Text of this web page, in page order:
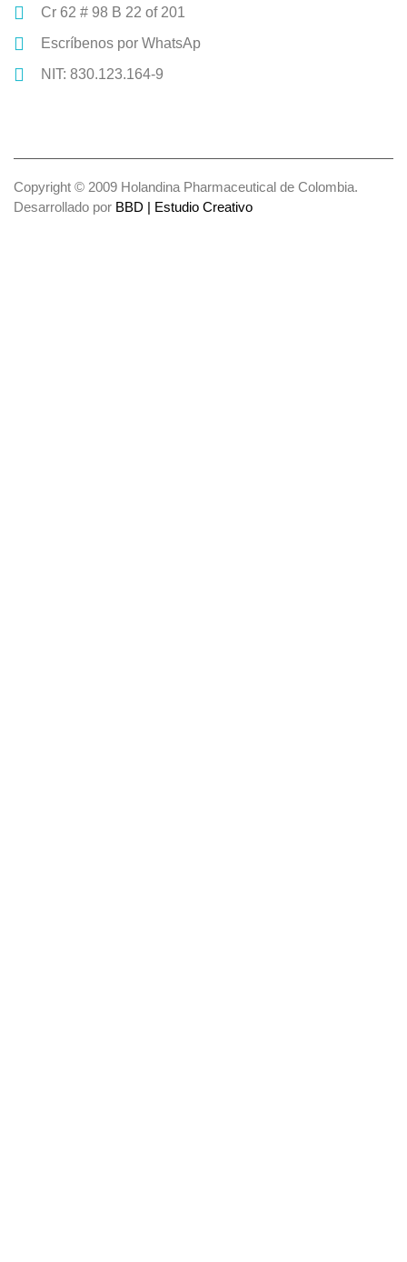
Cr 62 # 98 B 22 of 201
Escríbenos por WhatsAp
NIT: 830.123.164-9
Copyright © 2009 Holandina Pharmaceutical de Colombia.
Desarrollado por BBD | Estudio Creativo